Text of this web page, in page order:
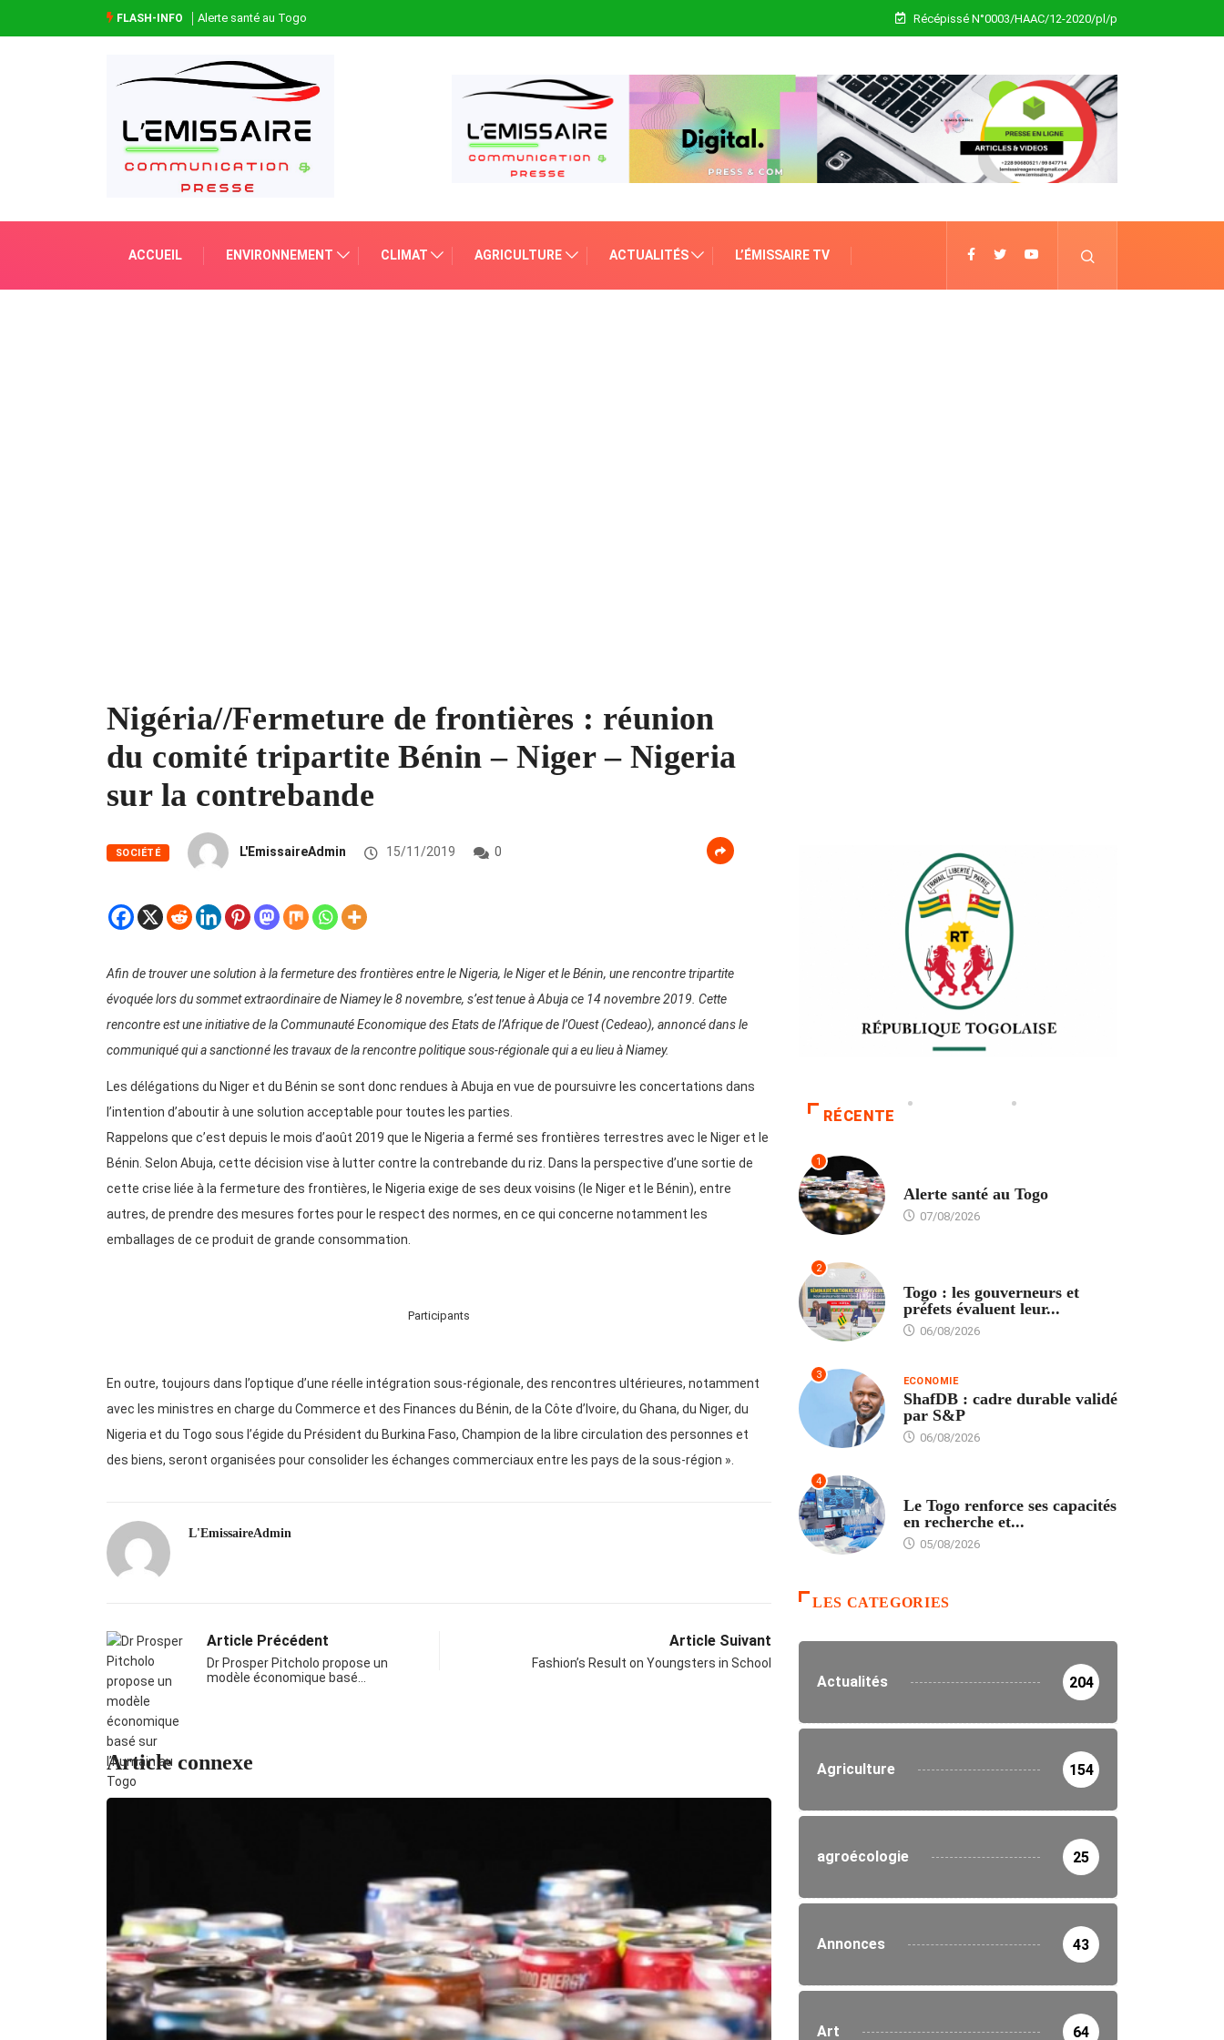
FLASH-INFO Alerte santé au Togo Récépissé N°0003/HAAC/12-2020/pl/p
ACCUEIL ENVIRONNEMENT CLIMAT AGRICULTURE ACTUALITÉS L’ÉMISSAIRE TV
Nigéria//Fermeture de frontières : réunion
du comité tripartite Bénin – Niger – Nigeria
sur la contrebande
SOCIÉTÉ L'EmissaireAdmin 15/11/2019 0
Afin de trouver une solution à la fermeture des frontières entre le Nigeria, le Niger et le Bénin, une rencontre tripartite
évoquée lors du sommet extraordinaire de Niamey le 8 novembre, s’est tenue à Abuja ce 14 novembre 2019. Cette
rencontre est une initiative de la Communauté Economique des Etats de l’Afrique de l’Ouest (Cedeao), annoncé dans le
communiqué qui a sanctionné les travaux de la rencontre politique sous-régionale qui a eu lieu à Niamey.
Les délégations du Niger et du Bénin se sont donc rendues à Abuja en vue de poursuivre les concertations dans
l’intention d’aboutir à une solution acceptable pour toutes les parties.
Rappelons que c’est depuis le mois d’août 2019 que le Nigeria a fermé ses frontières terrestres avec le Niger et le
Bénin. Selon Abuja, cette décision vise à lutter contre la contrebande du riz. Dans la perspective d’une sortie de
cette crise liée à la fermeture des frontières, le Nigeria exige de ses deux voisins (le Niger et le Bénin), entre
autres, de prendre des mesures fortes pour le respect des normes, en ce qui concerne notamment les
emballages de ce produit de grande consommation.
Participants
En outre, toujours dans l’optique d’une réelle intégration sous-régionale, des rencontres ultérieures, notamment
avec les ministres en charge du Commerce et des Finances du Bénin, de la Côte d’Ivoire, du Ghana, du Niger, du
Nigeria et du Togo sous l’égide du Président du Burkina Faso, Champion de la libre circulation des personnes et
des biens, seront organisées pour consolider les échanges commerciaux entre les pays de la sous-région ».
L'EmissaireAdmin
Article Précédent
Dr Prosper Pitcholo propose un
modèle économique basé…
Article Suivant
Fashion’s Result on Youngsters in School
Article connexe
RÉCENTE
1
Alerte santé au Togo
07/08/2026
2
Togo : les gouverneurs et
préfets évaluent leur...
06/08/2026
3 ECONOMIE
ShafDB : cadre durable validé
par S&P
06/08/2026
4
Le Togo renforce ses capacités
en recherche et...
05/08/2026
LES CATEGORIES
Actualités 204
Agriculture 154
agroécologie 25
Annonces 43
Art 64